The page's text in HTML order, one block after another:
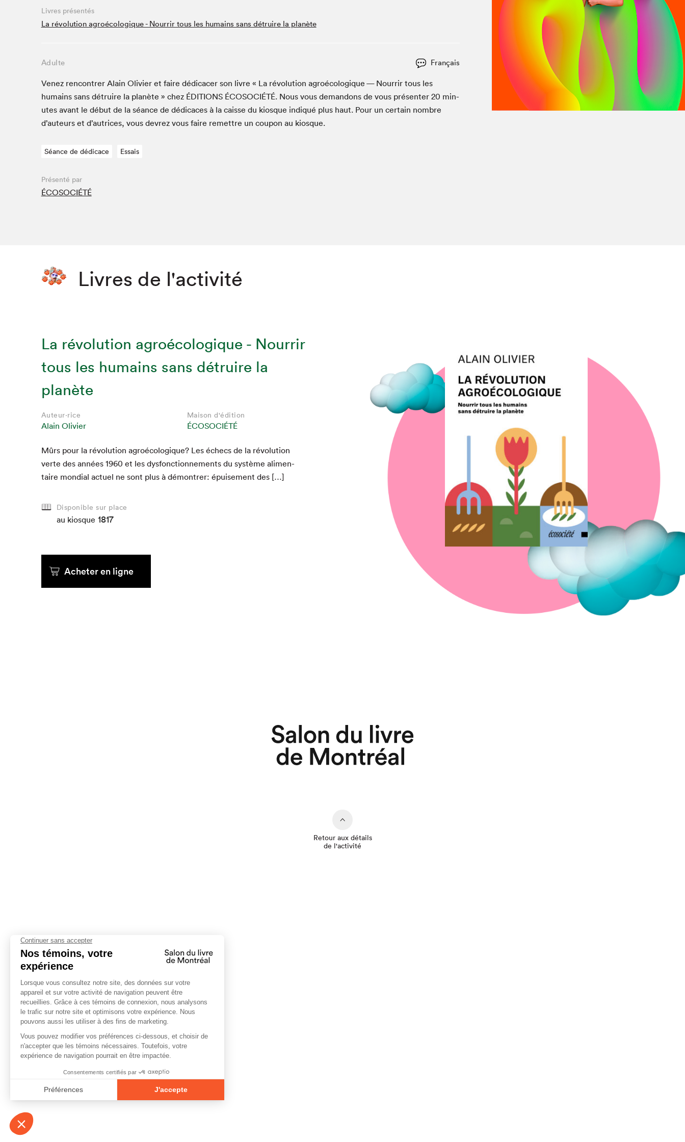
Café La Presse
Espace Côte-des-Neiges
Espace des tout-petits
La lecture en cadeau
Le grand jeu de lecture à voix haute du Salon du livre
de Montréal
Le Salon dans ta classe
Lettres québécoises au Salon
Liseur Public
Louisiane enracinée et branchée
Matinées scolaires Hydro-Québec
Mur des illustrateur·rice·s
Narra
À propos du Salon
Liste des exposant·e·s
Liste des auteur·rice·s
Que cherchez-vous?
Fermer
Livres présentés
La révolution agroécologique - Nourrir tous les humains sans détruire la planète
Adulte Français
Venez ren­con­tr­er Alain Olivi­er et faire dédi­cac­er son livre « La révo­lu­tion agroé­cologique — Nour­rir tous les
humains sans détru­ire la planète » chez ÉDI­TIONS ÉCOSO­CIÉTÉ. Nous vous deman­dons de vous présen­ter 20 min­
utes avant le début de la séance de dédi­caces à la caisse du kiosque indiqué plus haut. Pour un cer­tain nom­bre
d’auteurs et d’autrices, vous devrez vous faire remet­tre un coupon au kiosque.
Séance de dédicace Essais
Présenté par
ÉCOSOCIÉTÉ
Livres de l'activité
La révolution agroécologique - Nourrir
tous les humains sans détruire la
planète
Auteur·rice
Alain Olivier
Maison d'édition
ÉCOSOCIÉTÉ
Mûrs pour la révo­lu­tion agroé­cologique? Les échecs de la révo­lu­tion
verte des années 1960 et les dys­fonc­tion­nements du sys­tème ali­men­
taire mon­di­al actuel ne sont plus à démon­tr­er: épuise­ment des […]
Disponible sur place
au kiosque 1817
Acheter en ligne
Retour aux détails
de l'activité